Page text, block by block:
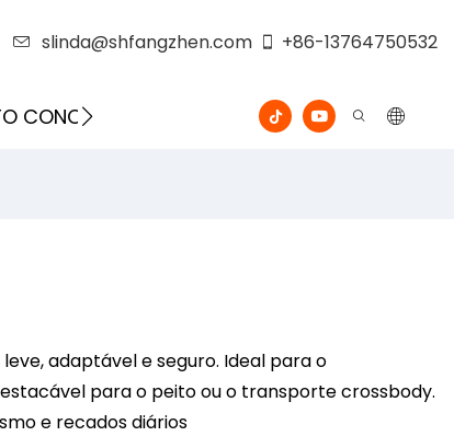
slinda@shfangzhen.com +86-13764750532
CONOSCO
adaptável e seguro. Ideal para o
para o peito ou o transporte crossbody.
e recados diários